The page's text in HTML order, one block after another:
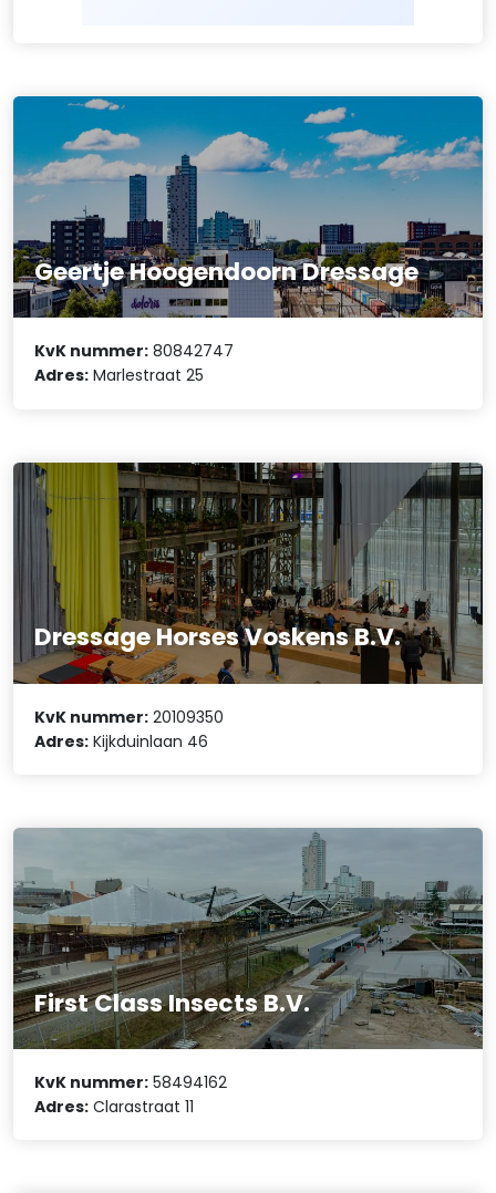
Geertje Hoogendoorn Dressage
KvK nummer: 80842747
Adres: Marlestraat 25
Dressage Horses Voskens B.V.
KvK nummer: 20109350
Adres: Kijkduinlaan 46
First Class Insects B.V.
KvK nummer: 58494162
Adres: Clarastraat 11